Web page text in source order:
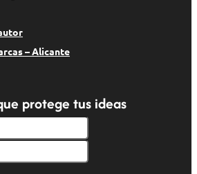
– Alicante
protege tus ideas